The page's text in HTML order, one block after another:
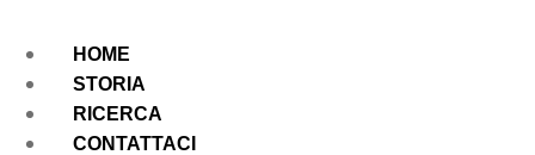
HOME
STORIA
RICERCA
CONTATTACI